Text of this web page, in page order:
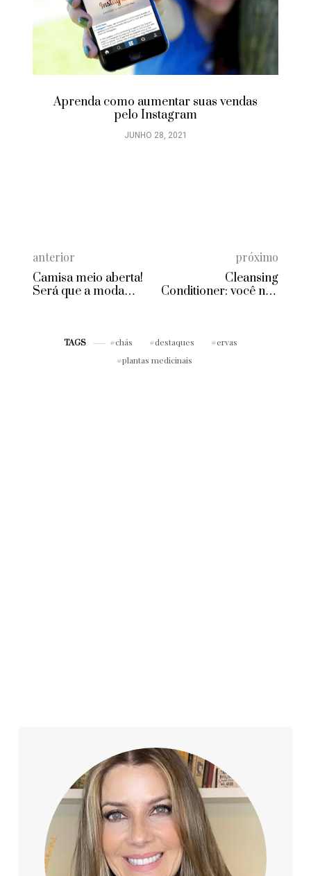
Aprenda como aumentar suas vendas
pelo Instagram
JUNHO 28, 2021
anterior
Camisa meio aberta!
Será que a moda
próximo
Cleansing
Conditioner: você não
TAGS chás destaques
ervas
plantas medicinais